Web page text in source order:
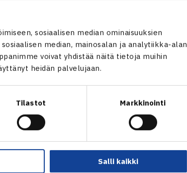
sosiaalisen median ominaisuuksien
median, mainosalan ja analytiikka-alan
voivat yhdistää näitä tietoja muihin
heidän palvelujaan.
Tilastot Markkinointi
Salli kaikki